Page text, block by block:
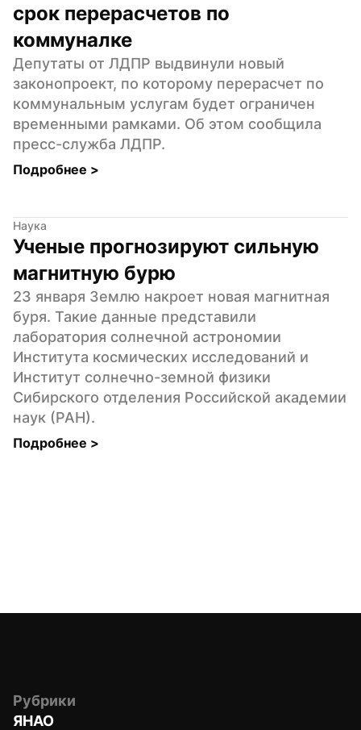
срок перерасчетов по
коммуналке
Депутаты от ЛДПР выдвинули новый
законопроект, по которому перерасчет по
коммунальным услугам будет ограничен
временными рамками. Об этом сообщила
пресс-служба ЛДПР.
Подробнее >
Наука
Ученые прогнозируют сильную
магнитную бурю
23 января Землю накроет новая магнитная
буря. Такие данные представили
лаборатория солнечной астрономии
Института космических исследований и
Институт солнечно-земной физики
Сибирского отделения Российской академии
наук (РАН).
Подробнее >
Рубрики
ЯНАО